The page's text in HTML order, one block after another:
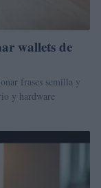
wallets de
frases semilla y
y hardware